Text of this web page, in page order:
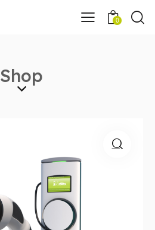
0
Shop